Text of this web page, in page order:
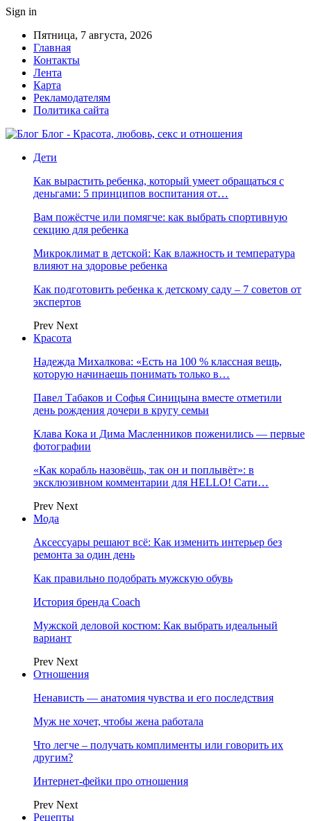
Sign in
Пятница, 7 августа, 2026
Главная
Контакты
Лента
Карта
Рекламодателям
Политика сайта
Блог - Красота, любовь, секс и отношения
Дети
Как вырастить ребенка, который умеет обращаться с
деньгами: 5 принципов воспитания от…
Вам пожёстче или помягче: как выбрать спортивную
секцию для ребенка
Микроклимат в детской: Как влажность и температура
влияют на здоровье ребенка
Как подготовить ребенка к детскому саду – 7 советов от
экспертов
Prev Next
Красота
Надежда Михалкова: «Есть на 100 % классная вещь,
которую начинаешь понимать только в…
Павел Табаков и Софья Синицына вместе отметили
день рождения дочери в кругу семьи
Клава Кока и Дима Масленников поженились — первые
фотографии
«Как корабль назовёшь, так он и поплывёт»: в
эксклюзивном комментарии для HELLO! Сати…
Prev Next
Мода
Аксессуары решают всё: Как изменить интерьер без
ремонта за один день
Как правильно подобрать мужскую обувь
История бренда Coach
Мужской деловой костюм: Как выбрать идеальный
вариант
Prev Next
Отношения
Ненависть — анатомия чувства и его последствия
Муж не хочет, чтобы жена работала
Что легче – получать комплименты или говорить их
другим?
Интернет-фейки про отношения
Prev Next
Рецепты